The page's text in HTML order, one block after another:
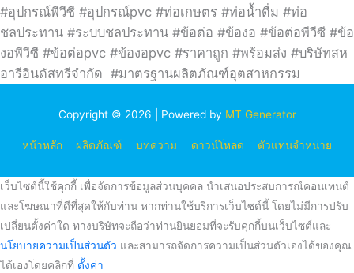
#อุปกรณ์พีวีซี #อุปกรณ์pvc #ท่อเกษตร #ท่อน้ำดื่ม #ท่อ
ชลประทาน #ระบบชลประทาน #ข้อต่อ #ข้องอ #ข้อต่อพีวีซี #ข้อ
งอพีวีซี #ข้อต่อpvc #ข้องอpvc #ราคาถูก #พร้อมส่ง #บริษัทสห
อารีอินดัสทรีจำกัด #มาตรฐานผลิตภัณฑ์อุตสาหกรรม
Copyright © 2026 | Powered by MT Generator
หน้าหลัก ผลิตภัณฑ์ บทความ ดาวน์โหลด ตัวแทนจำหน่าย
เว็บไซต์นี้ใช้คุกกี้ เพื่อจัดการข้อมูลส่วนบุคคล นำเสนอประสบการณ์คอนเทนต์
และโฆษณาที่ดีที่สุดให้กับท่าน หากท่านใช้บริการเว็บไซต์นี้ โดยไม่มีการปรับ
เปลี่ยนตั้งค่าใด ทางบริษัทจะถือว่าท่านยินยอมที่จะรับคุกกี้บนเว็บไซต์และ
นโยบายความเป็นส่วนตัว และสามารถจัดการความเป็นส่วนตัวเองได้ของคุณ
ได้เองโดยคลิกที่ ตั้งค่า